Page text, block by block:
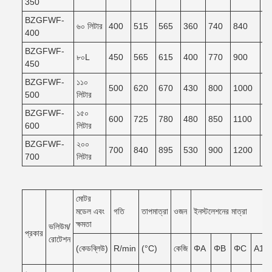
BZGFWF-
400
৬০ লিটার 400 515 565 360 740 840
BZGFWF-
450
৮০L 450 565 615 400 770 900
BZGFWF-
500
১১০
লিটার
500 620 670 430 800 1000
BZGFWF-
600
১৫০
লিটার
600 725 780 480 850 1100
BZGFWF-
700
২০০
লিটার
700 840 895 530 900 1200
প্রকার
ভলিউম/
রোটেশন
মোটর
মডেল এবং
ক্ষমতা
গতি তাপমাত্রা ওজন ইনস্টলেশনের মাত্রা
(কেডব্লিউ) R/min (°C) কেজি ΦA ΦB ΦC A1